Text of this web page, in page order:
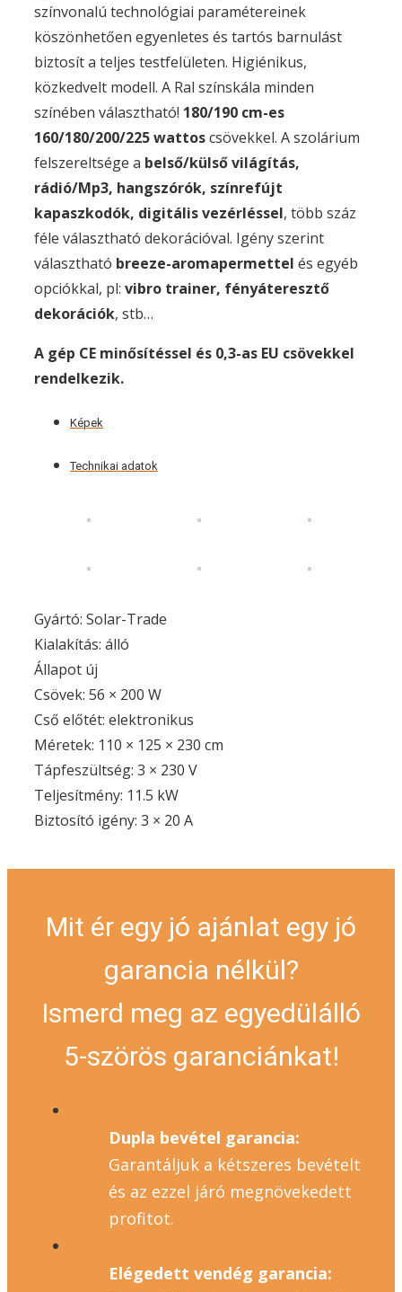
színvonalú technológiai paramétereinek
köszönhetően egyenletes és tartós barnulást
biztosít a teljes testfelületen. Higiénikus,
közkedvelt modell. A Ral színskála minden
színében választható! 180/190 cm-es
160/180/200/225 wattoscsövekkel. A szolárium
felszereltsége a belső/külső világítás,
rádió/Mp3, hangszórók, színrefújt
kapaszkodók, digitális vezérléssel, több száz
féle választható dekorációval. Igény szerint
választható breeze-aromapermettel és egyéb
opciókkal, pl: vibro trainer, fényáteresztő
dekorációk, stb…
A gép CE minősítéssel és 0,3-as EU csövekkel
rendelkezik.
Képek
Technikai adatok
Gyártó: Solar-Trade
Kialakítás: álló
Állapot új
Csövek: 56 × 200 W
Cső előtét: elektronikus
Méretek: 110 × 125 × 230 cm
Tápfeszültség: 3 × 230 V
Teljesítmény: 11.5 kW
Biztosító igény: 3 × 20 A
Mit ér egy jó ajánlat egy jó
garancia nélkül?
Ismerd meg az egyedülálló
5-szörös garanciánkat!
Dupla bevétel garancia:
Garantáljuk a kétszeres bevételt
és az ezzel járó megnövekedett
profitot.
Elégedett vendég garancia: